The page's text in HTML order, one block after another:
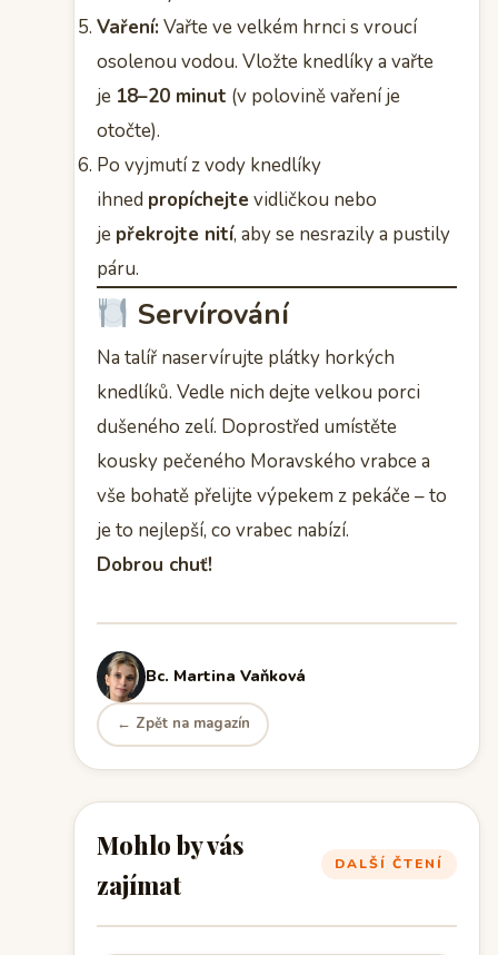
Vaření:Vařte ve velkém hrnci s vroucí
osolenou vodou. Vložte knedlíky a vařte
je 18–20 minut (v polovině vaření je
otočte).
Po vyjmutí z vody knedlíky
ihned propíchejte vidličkou nebo
je překrojte nití, aby se nesrazily a pustily
páru.
Servírování
Na talíř naservírujte plátky horkých
knedlíků. Vedle nich dejte velkou porci
dušeného zelí. Doprostřed umístěte
kousky pečeného Moravského vrabce a
vše bohatě přelijte výpekem z pekáče – to
je to nejlepší, co vrabec nabízí.
Dobrou chuť!
Bc. Martina Vaňková
← Zpět na magazín
Mohlo by vás
zajímat
DALŠÍ ČTENÍ